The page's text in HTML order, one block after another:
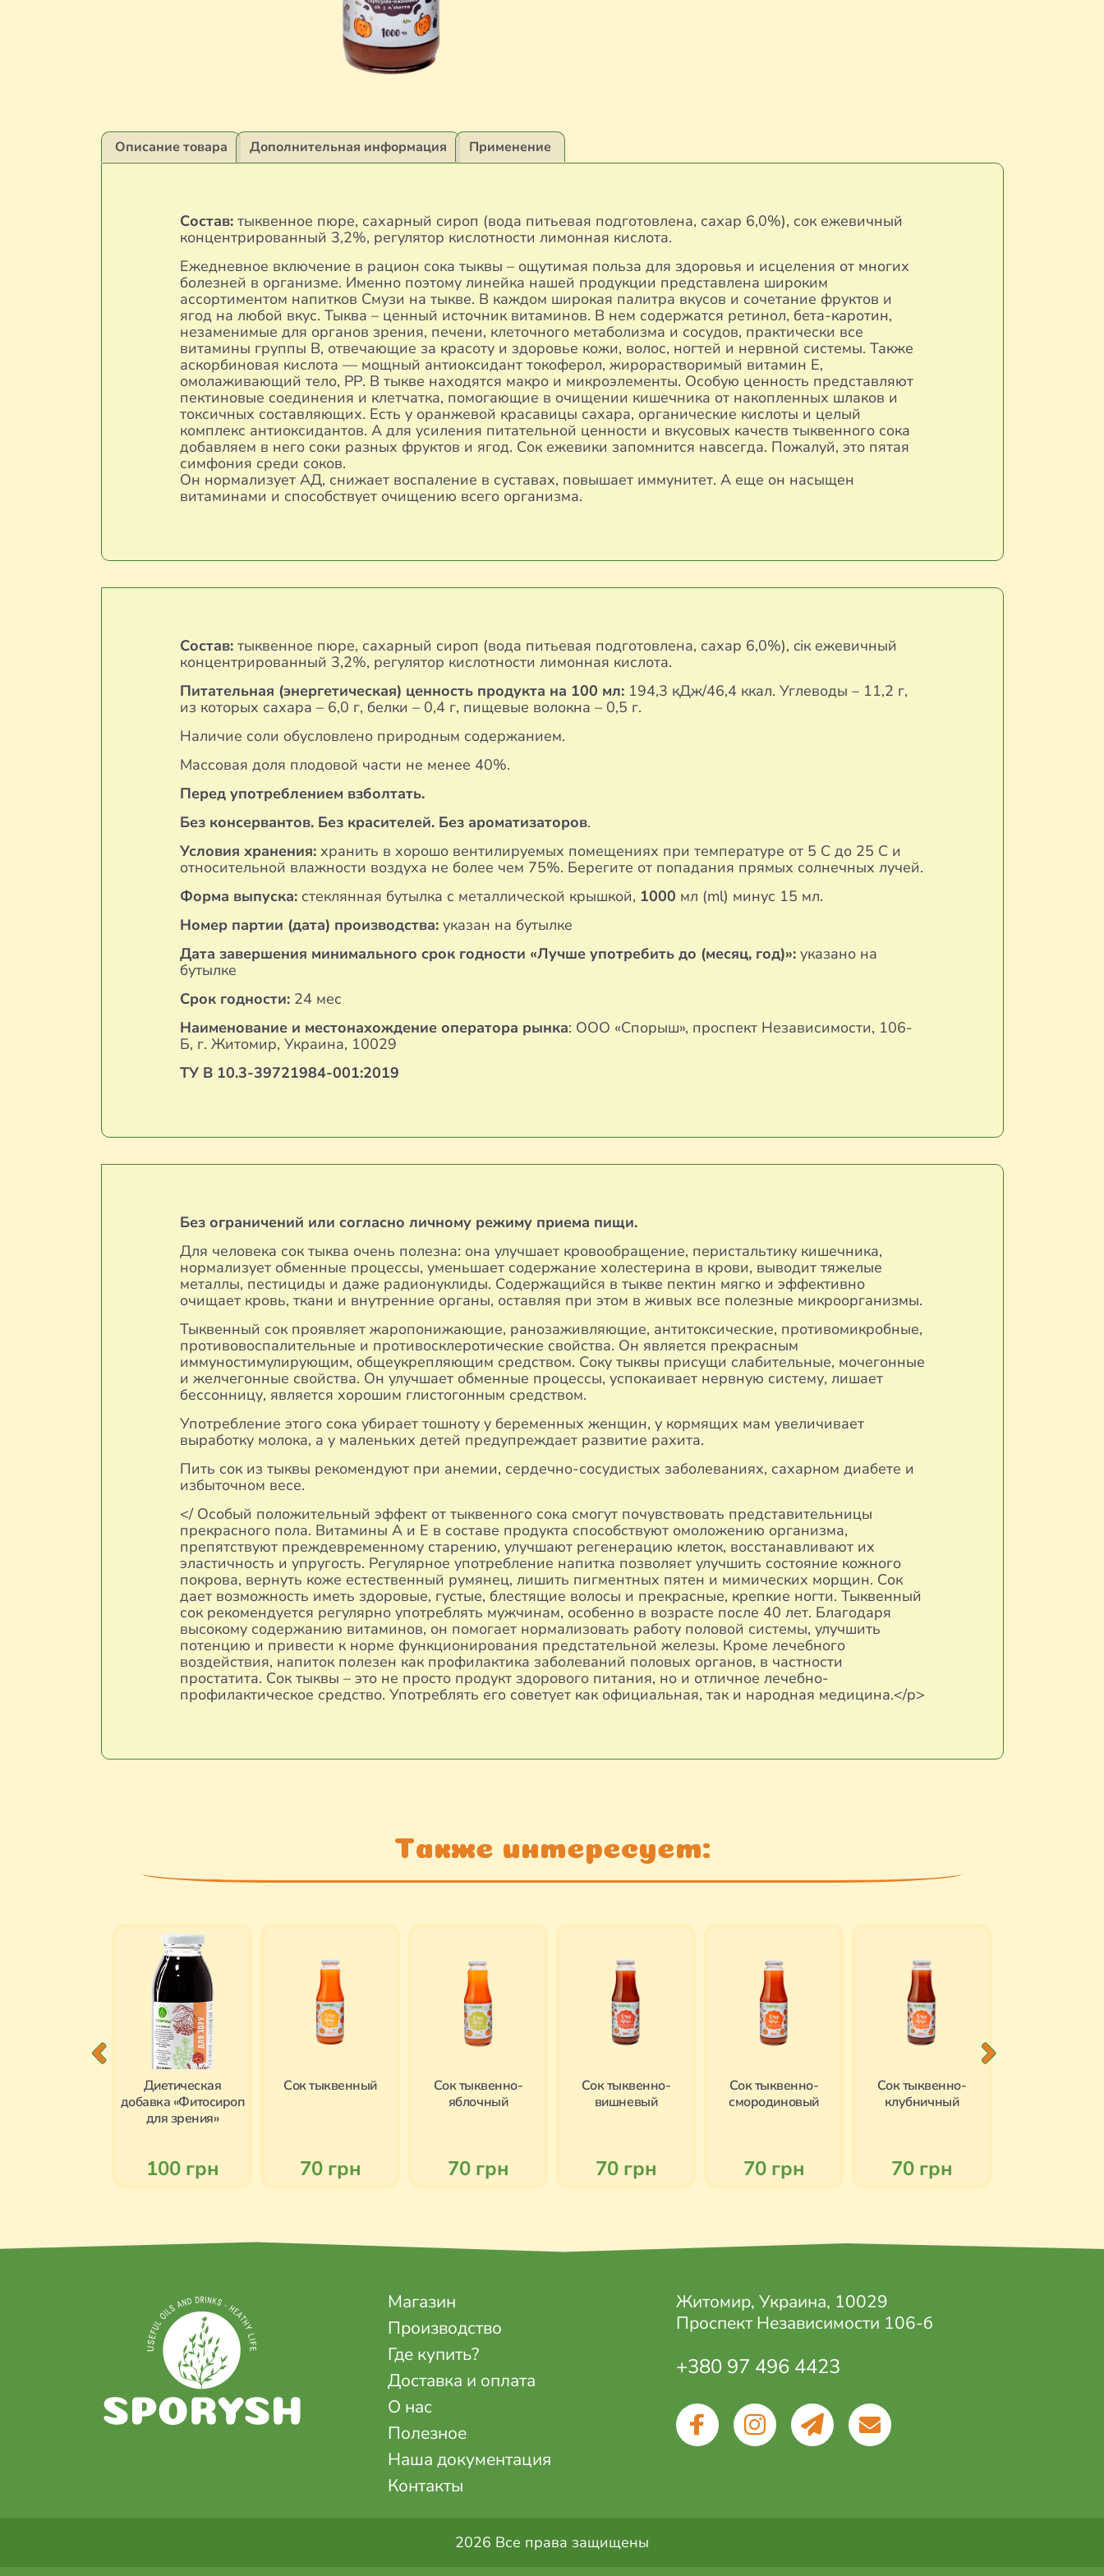
Описание товара Дополнительная информация Применение
Состав: тыквенное пюре, сахарный сироп (вода питьевая подготовлена, сахар 6,0%), сок ежевичный
концентрированный 3,2%, регулятор кислотности лимонная кислота.
Ежедневное включение в рацион сока тыквы – ощутимая польза для здоровья и исцеления от многих
болезней в организме. Именно поэтому линейка нашей продукции представлена ​​широким
ассортиментом напитков Смузи на тыкве. В каждом широкая палитра вкусов и сочетание фруктов и
ягод на любой вкус. Тыква – ценный источник витаминов. В нем содержатся ретинол, бета-каротин,
незаменимые для органов зрения, печени, клеточного метаболизма и сосудов, практически все
витамины группы В, отвечающие за красоту и здоровье кожи, волос, ногтей и нервной системы. Также
аскорбиновая кислота — мощный антиоксидант токоферол, жирорастворимый витамин Е,
омолаживающий тело, РР. В тыкве находятся макро и микроэлементы. Особую ценность представляют
пектиновые соединения и клетчатка, помогающие в очищении кишечника от накопленных шлаков и
токсичных составляющих. Есть у оранжевой красавицы сахара, органические кислоты и целый
комплекс антиоксидантов. А для усиления питательной ценности и вкусовых качеств тыквенного сока
добавляем в него соки разных фруктов и ягод. Сок ежевики запомнится навсегда. Пожалуй, это пятая
симфония среди соков.
Он нормализует АД, снижает воспаление в суставах, повышает иммунитет. А еще он насыщен
витаминами и способствует очищению всего организма.
Состав: тыквенное пюре, сахарный сироп (вода питьевая подготовлена, сахар 6,0%), ciк ежевичный
концентрированный 3,2%, регулятор кислотности лимонная кислота.
Питательная (энергетическая) ценность продукта на 100 мл: 194,3 кДж/46,4 ккал. Углеводы – 11,2 г,
из которых сахара – 6,0 г, белки – 0,4 г, пищевые волокна – 0,5 г.
Наличие соли обусловлено природным содержанием.
Массовая доля плодовой части не менее 40%.
Перед употреблением взболтать.
Без консервантов. Без красителей. Без ароматизаторов.
Условия хранения: хранить в хорошо вентилируемых помещениях при температуре от 5 С до 25 С и
относительной влажности воздуха не более чем 75%. Берегите от попадания прямых солнечных лучей.
Форма выпуска: стеклянная бутылка с металлической крышкой, 1000 мл (ml) минус 15 мл.
Номер партии (дата) производства: указан на бутылке
Дата завершения минимального срок годности «Лучше употребить до (месяц, год)»: указано на
бутылке
Срок годности: 24 мес
Наименование и местонахождение оператора рынка: ООО «Спорыш», проспект Независимости, 106-
Б, г. Житомир, Украина, 10029
ТУ В 10.3-39721984-001:2019
Без ограничений или согласно личному режиму приема пищи.
Для человека сок тыква очень полезна: она улучшает кровообращение, перистальтику кишечника,
нормализует обменные процессы, уменьшает содержание холестерина в крови, выводит тяжелые
металлы, пестициды и даже радионуклиды. Содержащийся в тыкве пектин мягко и эффективно
очищает кровь, ткани и внутренние органы, оставляя при этом в живых все полезные микроорганизмы.
Тыквенный сок проявляет жаропонижающие, ранозаживляющие, антитоксические, противомикробные,
противовоспалительные и противосклеротические свойства. Он является прекрасным
иммуностимулирующим, общеукрепляющим средством. Соку тыквы присущи слабительные, мочегонные
и желчегонные свойства. Он улучшает обменные процессы, успокаивает нервную систему, лишает
бессонницу, является хорошим глистогонным средством.
Употребление этого сока убирает тошноту у беременных женщин, у кормящих мам увеличивает
выработку молока, а у маленьких детей предупреждает развитие рахита.
Пить сок из тыквы рекомендуют при анемии, сердечно-сосудистых заболеваниях, сахарном диабете и
избыточном весе.
</ Особый положительный эффект от тыквенного сока смогут почувствовать представительницы
прекрасного пола. Витамины А и Е в составе продукта способствуют омоложению организма,
препятствуют преждевременному старению, улучшают регенерацию клеток, восстанавливают их
эластичность и упругость. Регулярное употребление напитка позволяет улучшить состояние кожного
покрова, вернуть коже естественный румянец, лишить пигментных пятен и мимических морщин. Сок
дает возможность иметь здоровые, густые, блестящие волосы и прекрасные, крепкие ногти. Тыквенный
сок рекомендуется регулярно употреблять мужчинам, особенно в возрасте после 40 лет. Благодаря
высокому содержанию витаминов, он помогает нормализовать работу половой системы, улучшить
потенцию и привести к норме функционирования предстательной железы. Кроме лечебного
воздействия, напиток полезен как профилактика заболеваний половых органов, в частности
простатита. Сок тыквы – это не просто продукт здорового питания, но и отличное лечебно-
профилактическое средство. Употреблять его советует как официальная, так и народная медицина.</p>
Также интересует:
Диетическая
добавка «Фитосироп
для зрения»
100 грн
Cок тыквенный
70 грн
Cок тыквенно-
яблочный
70 грн
Cок тыквенно-
вишневый
70 грн
Сок тыквенно-
смородиновый
70 грн
Сок тыквенно-
клубничный
70 грн
Магазин
Производство
Где купить?
Доставка и оплата
О нас
Полезное
Наша документация
Контакты
Житомир, Украина, 10029
Проспект Независимости 106-б
+380 97 496 4423
2026 Все права защищены